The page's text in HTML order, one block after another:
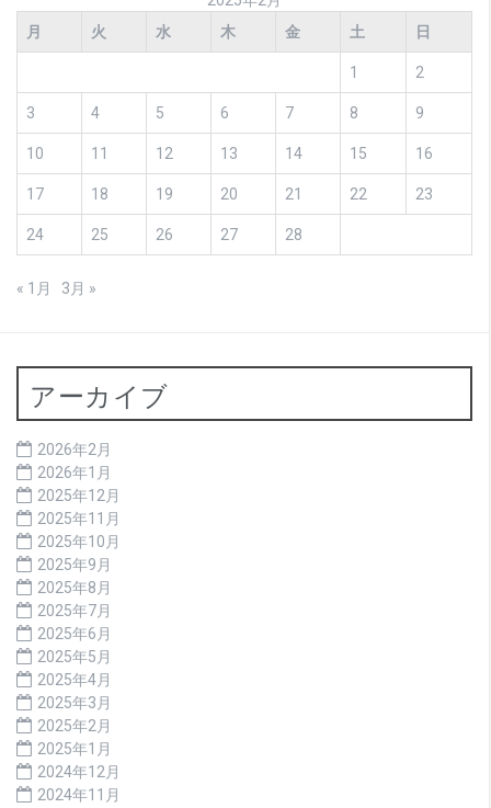
月
火 水 木 金 土 日
1 2
3 4 5 6 7 8 9
10 11 12 13 14 15 16
17 18 19 20 21 22 23
24 25 26 27 28
« 1月 3月 »
アーカイブ
2026年2月
2026年1月
2025年12月
2025年11月
2025年10月
2025年9月
2025年8月
2025年7月
2025年6月
2025年5月
2025年4月
2025年3月
2025年2月
2025年1月
2024年12月
2024年11月